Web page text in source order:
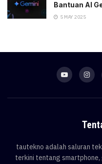
Bantuan AI
5 MAY 2025
tautekno adalah saluran
terkini tentang